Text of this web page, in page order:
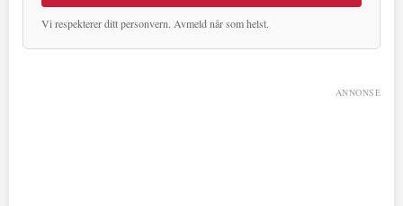
Vi respekterer ditt personvern. Avmeld når som helst.
ANNONSE